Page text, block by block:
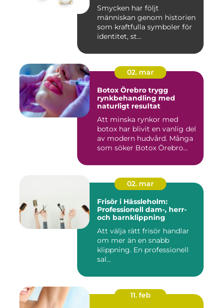
Smycken har följt
människan genom historien
som kraftfulla symboler för
identitet, st...
02. mar
Botox Örebro trygg
rynkbehandling med
naturligt resultat
Att minska rynkor med
botox har blivit en vanlig del
av modern hudvård. Många
som söker Botox Örebro...
02. mar
Frisör i Hässleholm:
Professionell dam-, herr-
och barnklippning
Att välja rätt frisör handlar
om mer än en snabb
klippning. En professionell
sal...
11. feb